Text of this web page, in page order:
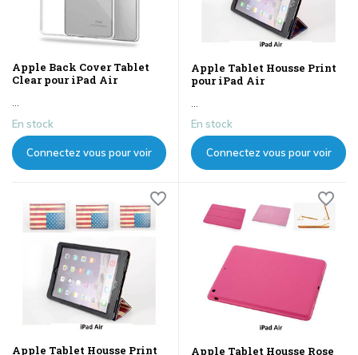
Apple Back Cover Tablet
Clear pour iPad Air
En stock
Connectez vous pour voir
Apple Tablet Housse Print
pour iPad Air
En stock
Connectez vous pour voir
Apple Tablet Housse Print Apple Tablet Housse Rose